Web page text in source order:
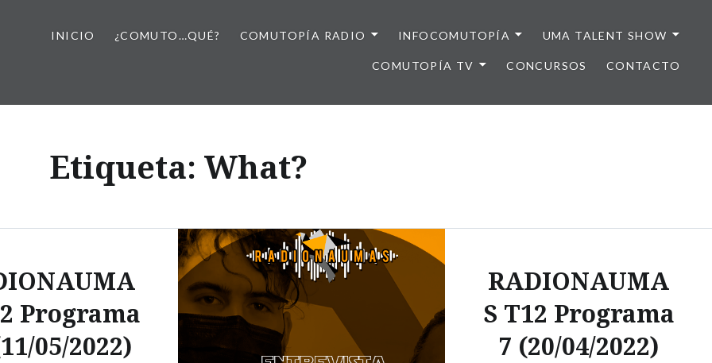
INICIO ¿COMUTO…QUÉ? COMUTOPÍA RADIO INFOCOMUTOPÍA UMA TALENT SHOW
COMUTOPÍA TV CONCURSOS CONTACTO
Etiqueta: What?
Programa
05/2022)
RADIONAUMA
S T12 Programa
7 (20/04/2022)